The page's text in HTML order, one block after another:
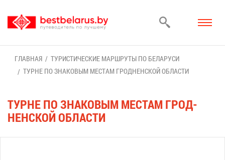
ГЛАВ­НАЯ
ТУ­РИ­СТИ­ЧЕ­СКИЕ МАРШ­РУ­ТЫ ПО БЕ­ЛА­РУ­СИ
ТУРНЕ ПО ЗНА­КО­ВЫМ МЕ­СТАМ ГРОД­НЕН­СКОЙ ОБ­ЛА­СТИ
ТУРНЕ ПО ЗНА­КО­ВЫМ МЕ­СТАМ ГРОД­
НЕН­СКОЙ ОБ­ЛА­СТИ